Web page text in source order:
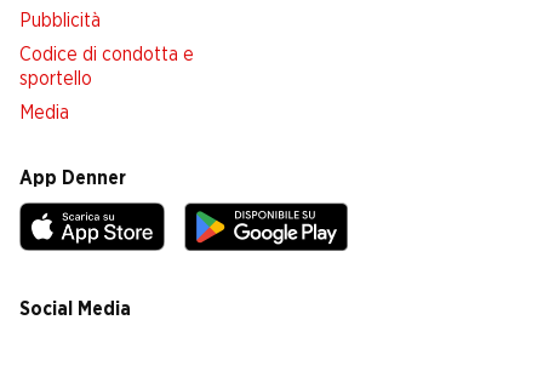
Pubblicità
Codice di condotta e
sportello
Media
App Denner
Social Media